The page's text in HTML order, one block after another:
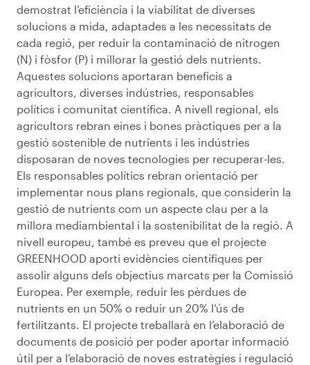
demostrat l’eficiència i la viabilitat de diverses
solucions a mida, adaptades a les necessitats de
cada regió, per reduir la contaminació de nitrogen
(N) i fòsfor (P) i millorar la gestió dels nutrients.
Aquestes solucions aportaran beneficis a
agricultors, diverses indústries, responsables
polítics i comunitat científica. A nivell regional, els
agricultors rebran eines i bones pràctiques per a la
gestió sostenible de nutrients i les indústries
disposaran de noves tecnologies per recuperar-les.
Els responsables polítics rebran orientació per
implementar nous plans regionals, que considerin la
gestió de nutrients com un aspecte clau per a la
millora mediambiental i la sostenibilitat de la regió. A
nivell europeu, també es preveu que el projecte
GREENHOOD aporti evidències científiques per
assolir alguns dels objectius marcats per la Comissió
Europea. Per exemple, reduir les pèrdues de
nutrients en un 50% o reduir un 20% l’ús de
fertilitzants. El projecte treballarà en l’elaboració de
documents de posició per poder aportar informació
útil per a l’elaboració de noves estratègies i regulació